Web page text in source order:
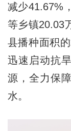
减少41.67%
等乡镇20.03
县播种面积
迅速启动抗
源，全力保
水。